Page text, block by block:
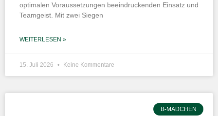
optimalen Voraussetzungen beeindruckenden Einsatz und
Teamgeist. Mit zwei Siegen
WEITERLESEN »
15. Juli 2026 Keine Kommentare
B-MÄDCHEN